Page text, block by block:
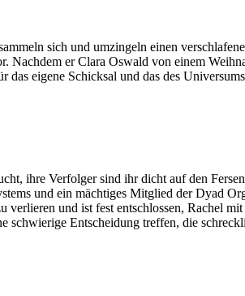
sich und umzingeln einen
er Clara Oswald von einem
das eigene Schicksal und das des
ihre Verfolger sind ihr dicht auf den
und ein mächtiges Mitglied der Dyad
und ist fest entschlossen, Rachel
Entscheidung treffen, die